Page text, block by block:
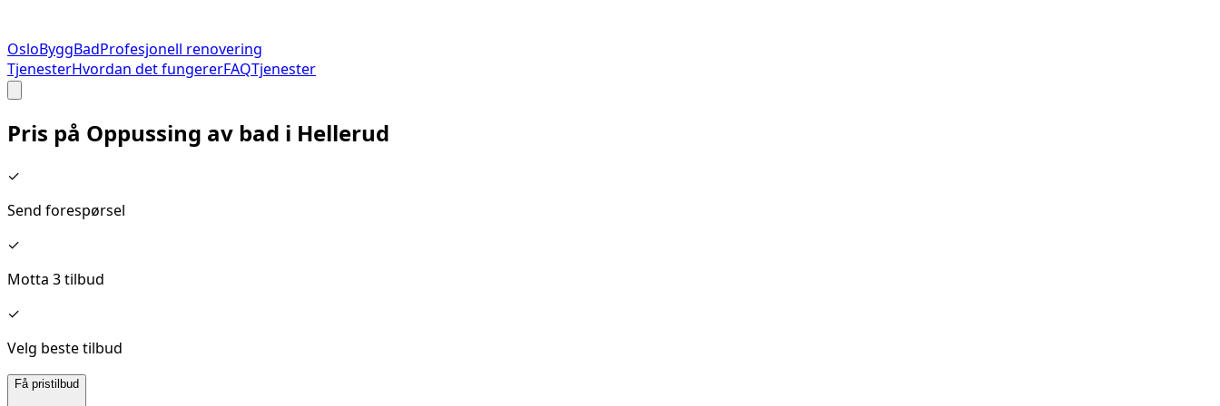
OsloByggBadProfesjonell renovering
TjenesterHvordan det fungererFAQTjenester
Pris på Oppussing av bad i Hellerud
✓
Send forespørsel
✓
Motta 3 tilbud
✓
Velg beste tilbud
Få pristilbud